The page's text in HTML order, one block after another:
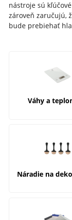
nástroje sú
zároveň zaručujú,
bude prebiehať
Váhy a
Náradie na